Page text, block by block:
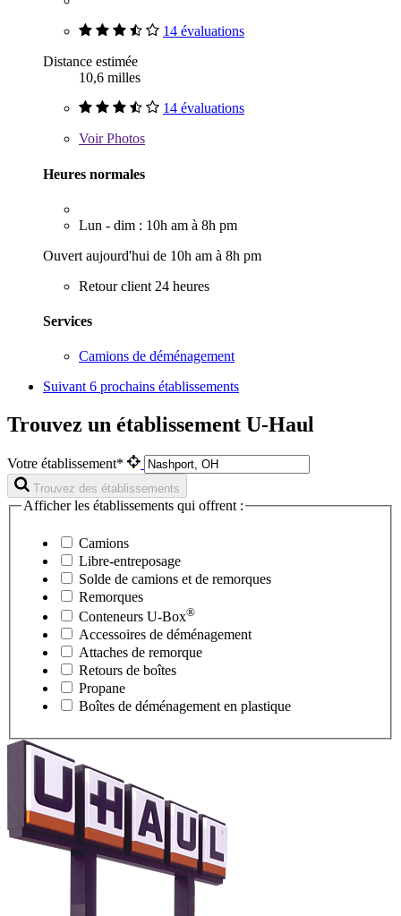
14 évaluations
Distance estimée
10,6 milles
14 évaluations
VoirPhotos
Heures normales
Lun - dim : 10h am à 8h pm
Ouvert aujourd'hui de 10h am à 8h pm
Retour client 24 heures
Services
Camions de déménagement
Suivant6 prochains établissements
Trouvez un établissement U-Haul
Votre établissement*
Trouvez des établissements
Afficher les établissements qui offrent :
Camions
Libre-entreposage
Solde de camions et de remorques
Remorques
Conteneurs U-Box®
Accessoires de déménagement
Attaches de remorque
Retours de boîtes
Propane
Boîtes de déménagement en plastique